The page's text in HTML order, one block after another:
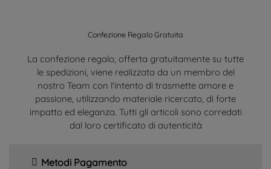
Confezione Regalo Gratuita
La confezione regalo, offerta gratuitamente su tutte
le spedizioni, viene realizzata da un membro del
nostro Team con l'intento di trasmette amore e
passione, utilizzando materiale ricercato, di forte
impatto ed eleganza. Tutti gli articoli sono corredati
dal loro certificato di autenticità
Metodi Pagamento